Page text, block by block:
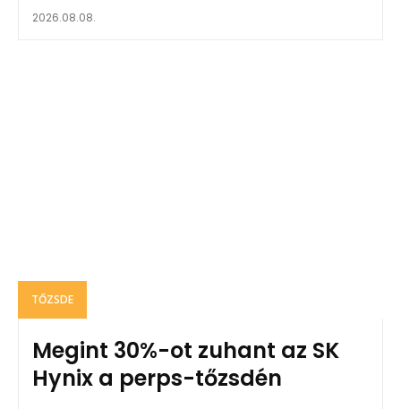
2026.08.08.
TŐZSDE
Megint 30%-ot zuhant az SK
Hynix a perps-tőzsdén